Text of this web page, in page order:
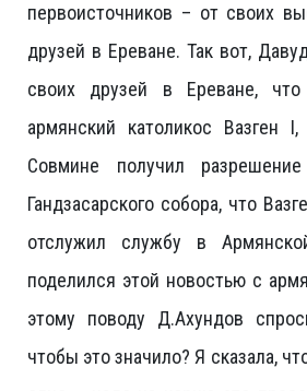
первоисточников – от своих
друзей в Ереване. Так вот,
своих друзей в Ереване,
армянский католикос Вазген
Совмине получил
Гандзасарского собора, что
отслужил службу в
поделился этой новостью с
этому поводу Д.Ахундов
чтобы это значило? Я сказала,